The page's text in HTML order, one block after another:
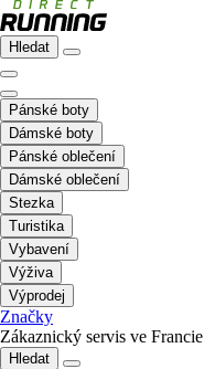
Hledat
Pánské boty
Dámské boty
Pánské oblečení
Dámské oblečení
Stezka
Turistika
Vybavení
Výživa
Výprodej
Značky
Zákaznický servis ve Francie
Hledat